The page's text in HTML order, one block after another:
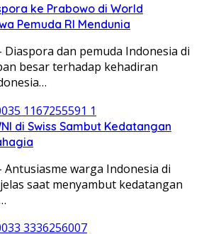
ke Prabowo di World
Pemuda RI Mendunia
Diaspora dan pemuda Indonesia di
besar terhadap kehadiran
di Swiss Sambut Kedatangan
Antusiasme warga Indonesia di
saat menyambut kedatangan